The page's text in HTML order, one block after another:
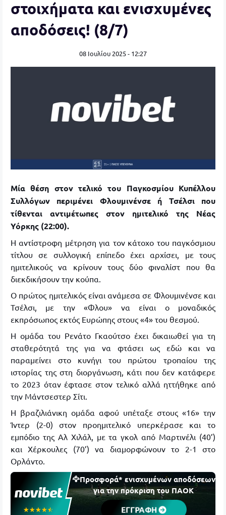
στοιχήματα και ενισχυμένες
αποδόσεις! (8/7)
08 Ιουλίου 2025 - 12:27
Μία θέση στον τελικό του Παγκοσμίου Κυπέλλου
Συλλόγων περιμένει Φλουμινένσε ή Τσέλσι που
τίθενται αντιμέτωπες στον ημιτελικό της Νέας
Υόρκης (22:00).
Η αντίστροφη μέτρηση για τον κάτοχο του παγκόσμιου
τίτλου σε συλλογική επίπεδο έχει αρχίσει, με τους
ημιτελικούς να κρίνουν τους δύο φιναλίστ που θα
διεκδικήσουν την κούπα.
Ο πρώτος ημιτελικός είναι ανάμεσα σε Φλουμινένσε και
Τσέλσι, με την «Φλου» να είναι ο μοναδικός
εκπρόσωπος εκτός Ευρώπης στους «4» του θεσμού.
Η ομάδα του Ρενάτο Γκαούτσο έχει δικαιωθεί για τη
σταθερότητά της για να φτάσει ως εδώ και να
παραμείνει στο κυνήγι του πρώτου τροπαίου της
ιστορίας της στη διοργάνωση, κάτι που δεν κατάφερε
το 2023 όταν έφτασε στον τελικό αλλά ηττήθηκε από
την Μάντσεστερ Σίτι.
Η βραζιλιάνικη ομάδα αφού υπέταξε στους «16» την
Ίντερ (2-0) στον προημιτελικό υπερκέρασε και το
εμπόδιο της Αλ Χιλάλ, με τα γκολ από Μαρτινέλι (40’)
και Χέρκουλες (70’) να διαμορφώνουν το 2-1 στο
Ορλάντο.
☆☆☆☆☆
★★★★★
🦅Προσφορά* ενισχυμένων αποδόσεων
για την πρόκριση του ΠΑΟΚ
ΕΓΓΡΑΦΗ